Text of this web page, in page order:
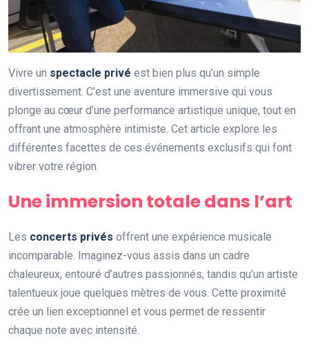
Vivre un spectacle privé est bien plus qu’un simple
divertissement. C’est une aventure immersive qui vous
plonge au cœur d’une performance artistique unique, tout en
offrant une atmosphère intimiste. Cet article explore les
différentes facettes de ces événements exclusifs qui font
vibrer votre région.
Une immersion totale dans l’art
Les concerts privés offrent une expérience musicale
incomparable. Imaginez-vous assis dans un cadre
chaleureux, entouré d’autres passionnés, tandis qu’un artiste
talentueux joue quelques mètres de vous. Cette proximité
crée un lien exceptionnel et vous permet de ressentir
chaque note avec intensité.